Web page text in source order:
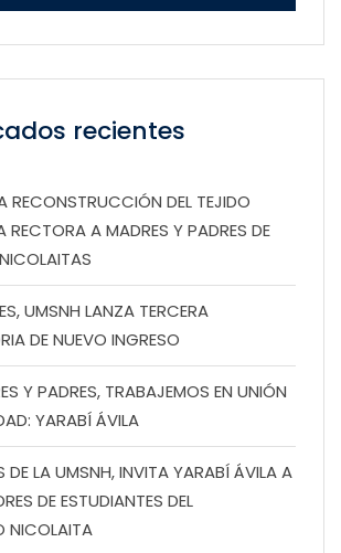
recientes
RECONSTRUCCIÓN DEL TEJIDO
RECTORA A MADRES Y PADRES DE
UMSNH LANZA TERCERA
DE NUEVO INGRESO
Y PADRES, TRABAJEMOS EN UNIÓN
YARABÍ ÁVILA
DE LA UMSNH, INVITA YARABÍ ÁVILA A
DE ESTUDIANTES DEL
NICOLAITA